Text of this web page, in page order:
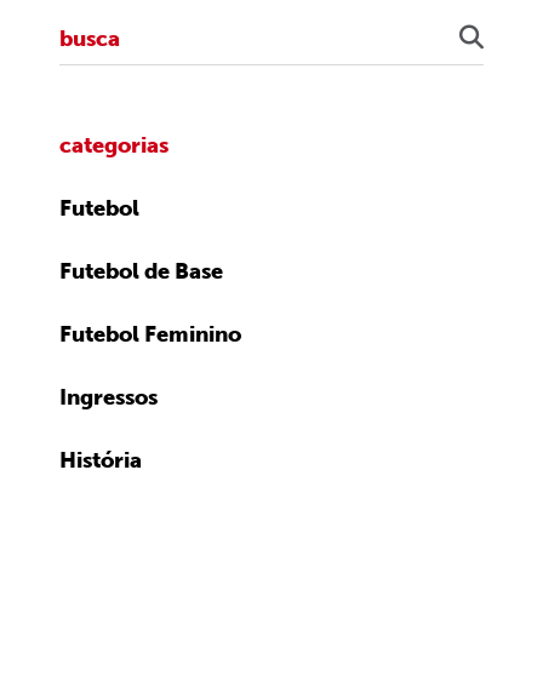
categorias
Futebol
Futebol de Base
Futebol Feminino
Ingressos
História